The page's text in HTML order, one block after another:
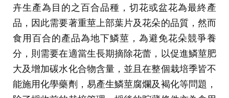
卉生產為目的之百合品種，切花或盆花為最終產
品，因此需要著重莖上部葉片及花朵的品質，然而
食用百合的產品為地下鱗莖，為避免花朵競爭養
分，則需要在適當生長期摘除花蕾，以促進鱗莖肥
大及增加碳水化合物含量，並且在整個栽培季皆不
能施用化學藥劑，易產生鱗莖腐爛及褐化等問題，